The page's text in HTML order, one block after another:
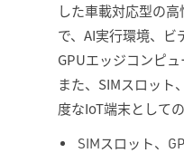
した車載対応型の
で、AI実行環境、ビ
GPUエッジコンピュ
また、SIMスロット
度なIoT端末として
SIMスロット、